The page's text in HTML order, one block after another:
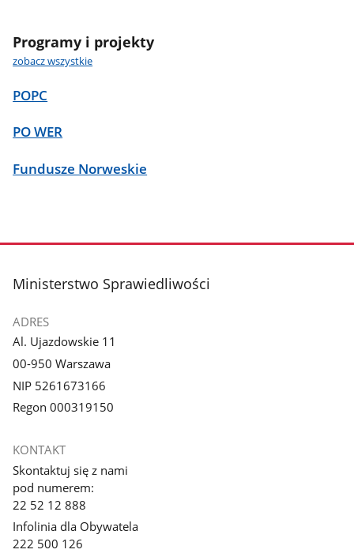
Programy i projekty
zobacz wszystkie
POPC
PO WER
Fundusze Norweskie
stopka
Ministerstwo Sprawiedliwości
ADRES
Al. Ujazdowskie 11
00-950 Warszawa
NIP 5261673166
Regon 000319150
KONTAKT
Skontaktuj się z nami
pod numerem:
22 52 12 888
Infolinia dla Obywatela
222 500 126